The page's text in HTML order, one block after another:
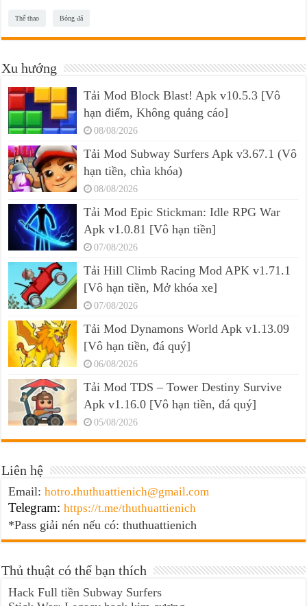
Thể thao Bóng đá
Xu hướng
Tải Mod Block Blast! Apk v10.5.3 [Vô
hạn điểm, Không quảng cáo]
08/08/2026
Tải Mod Subway Surfers Apk v3.67.1 (Vô
hạn tiền, chìa khóa)
08/08/2026
Tải Mod Epic Stickman: Idle RPG War
Apk v1.0.81 [Vô hạn tiền]
07/08/2026
Tải Hill Climb Racing Mod APK v1.71.1
[Vô hạn tiền, Mở khóa xe]
07/08/2026
Tải Mod Dynamons World Apk v1.13.09
[Vô hạn tiền, đá quý]
06/08/2026
Tải Mod TDS – Tower Destiny Survive
Apk v1.16.0 [Vô hạn tiền, đá quý]
05/08/2026
Liên hệ
Email:hotro.thuthuattienich@gmail.com
Telegram: https://t.me/thuthuattienich
*Pass giải nén nếu có: thuthuattienich
Thủ thuật có thể bạn thích
Hack Full tiền Subway Surfers